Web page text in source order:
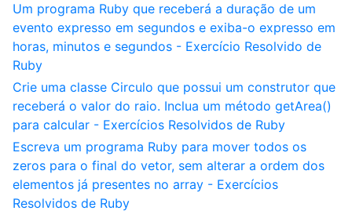
Um programa Ruby que receberá a duração de um
evento expresso em segundos e exiba-o expresso em
horas, minutos e segundos - Exercício Resolvido de
Ruby
Crie uma classe Circulo que possui um construtor que
receberá o valor do raio. Inclua um método getArea()
para calcular - Exercícios Resolvidos de Ruby
Escreva um programa Ruby para mover todos os
zeros para o final do vetor, sem alterar a ordem dos
elementos já presentes no array - Exercícios
Resolvidos de Ruby